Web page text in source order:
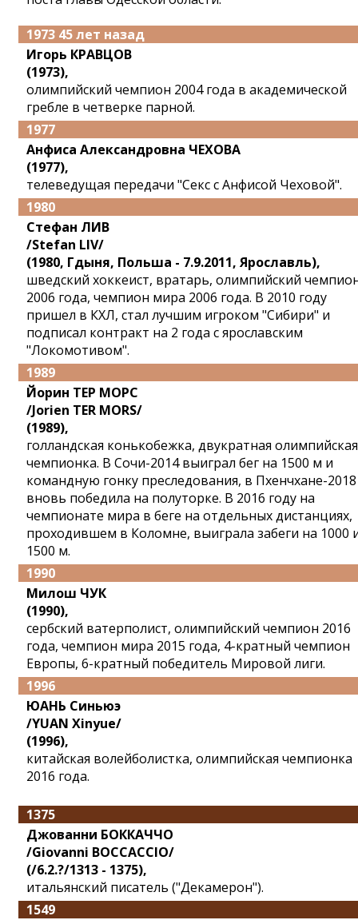
1973 45 лет назад
Игорь КРАВЦОВ
(1973),
олимпийский чемпион 2004 года в академической
гребле в четверке парной.
1977
Анфиса Александровна ЧЕХОВА
(1977),
телеведущая передачи "Секс с Анфисой Чеховой".
1980
Cтефан ЛИВ
/Stefan LIV/
(1980, Гдыня, Польша - 7.9.2011, Ярославль),
шведский хоккеист, вратарь, олимпийский
2006 года, чемпион мира 2006 года. В 2010 году
пришел в КХЛ, стал лучшим игроком "Сибири" и
подписал контракт на 2 года с ярославским
"Локомотивом".
1989
Йорин ТЕР МОРС
/Jorien TER MORS/
(1989),
голландская конькобежка, двукратная олимпийская
чемпионка. В Сочи-2014 выиграл бег на 1500 м и
командную гонку преследования, в Пхенчхане-2018
вновь победила на полуторке. В 2016 году на
чемпионате мира в беге на отдельных дистанциях,
проходившем в Коломне, выиграла забеги на 1000
1500 м.
1990
Милош ЧУК
(1990),
сербский ватерполист, олимпийский чемпион 2016
года, чемпион мира 2015 года, 4-кратный чемпион
Европы, 6-кратный победитель Мировой лиги.
1996
ЮАНЬ Синьюэ
/YUAN Xinyue/
(1996),
китайская волейболистка, олимпийская чемпионка
2016 года.
1375
Джованни БОККАЧЧО
/Giovanni BOCCACCIO/
(/6.2.?/1313 - 1375),
итальянский писатель ("Декамерон").
1549